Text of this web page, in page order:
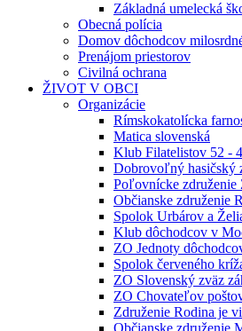
Základná umelecká
Obecná polícia
Domov dôchodcov
Prenájom priestorov
Civilná ochrana
ŽIVOT V OBCI
Organizácie
Rímskokatolícka
Matica slovenská
Klub Filatelistov 52 -
Dobrovoľný hasičský
Poľovnícke združenie
Občianske združenie
Spolok Urbárov a
Klub dôchodcov v
ZO Jednoty
Spolok červeného
ZO Slovenský zväz
ZO Chovateľov
Združenie Rodina je
Občianske združenie